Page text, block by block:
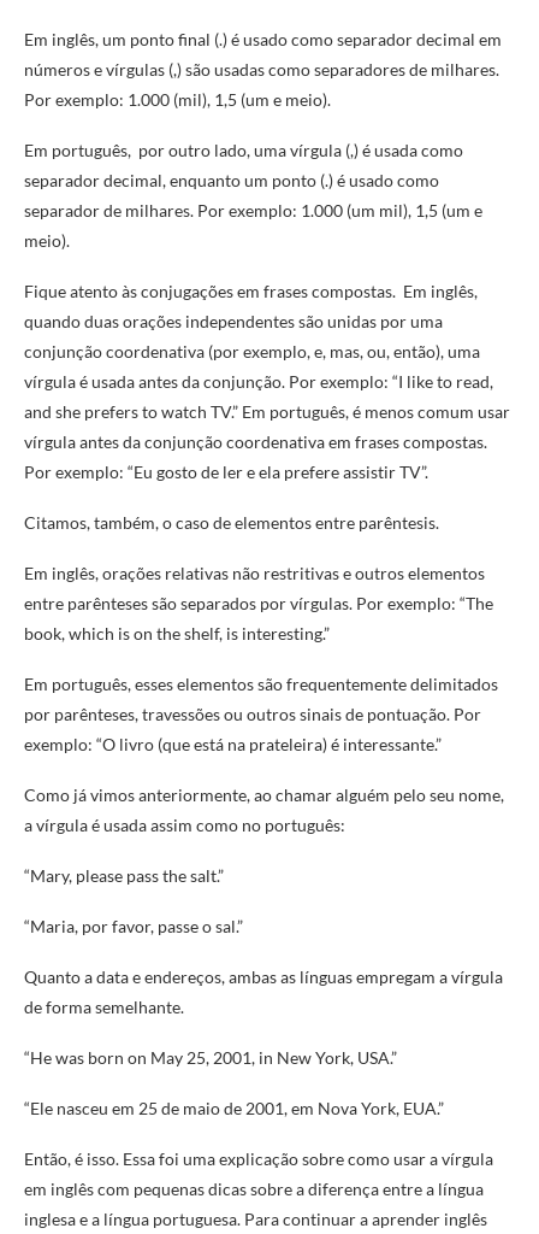
Em inglês, um ponto final (.) é usado como separador decimal em
números e vírgulas (,) são usadas como separadores de milhares.
Por exemplo: 1.000 (mil), 1,5 (um e meio).
Em português, por outro lado, uma vírgula (,) é usada como
separador decimal, enquanto um ponto (.) é usado como
separador de milhares. Por exemplo: 1.000 (um mil), 1,5 (um e
meio).
Fique atento às conjugações em frases compostas. Em inglês,
quando duas orações independentes são unidas por uma
conjunção coordenativa (por exemplo, e, mas, ou, então), uma
vírgula é usada antes da conjunção. Por exemplo: “I like to read,
and she prefers to watch TV.” Em português, é menos comum usar
vírgula antes da conjunção coordenativa em frases compostas.
Por exemplo: “Eu gosto de ler e ela prefere assistir TV”.
Citamos, também, o caso de elementos entre parêntesis.
Em inglês, orações relativas não restritivas e outros elementos
entre parênteses são separados por vírgulas. Por exemplo: “The
book, which is on the shelf, is interesting.”
Em português, esses elementos são frequentemente delimitados
por parênteses, travessões ou outros sinais de pontuação. Por
exemplo: “O livro (que está na prateleira) é interessante.”
Como já vimos anteriormente, ao chamar alguém pelo seu nome,
a vírgula é usada assim como no português:
“Mary, please pass the salt.”
“Maria, por favor, passe o sal.”
Quanto a data e endereços, ambas as línguas empregam a vírgula
de forma semelhante.
“He was born on May 25, 2001, in New York, USA.”
“Ele nasceu em 25 de maio de 2001, em Nova York, EUA.”
Então, é isso. Essa foi uma explicação sobre como usar a vírgula
em inglês com pequenas dicas sobre a diferença entre a língua
inglesa e a língua portuguesa. Para continuar a aprender inglês